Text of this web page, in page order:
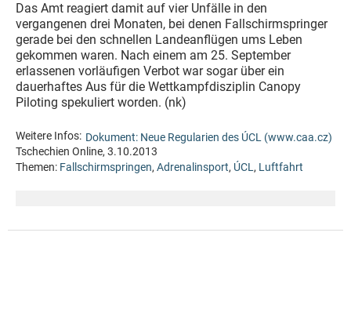
Das Amt reagiert damit auf vier Unfälle in den
vergangenen drei Monaten, bei denen Fallschirmspringer
gerade bei den schnellen Landeanflügen ums Leben
gekommen waren. Nach einem am 25. September
erlassenen vorläufigen Verbot war sogar über ein
dauerhaftes Aus für die Wettkampfdisziplin Canopy
Piloting spekuliert worden. (nk)
Weitere Infos: Dokument: Neue Regularien des ÚCL (www.caa.cz)
Tschechien Online, 3.10.2013
Themen: Fallschirmspringen, Adrenalinsport, ÚCL, Luftfahrt